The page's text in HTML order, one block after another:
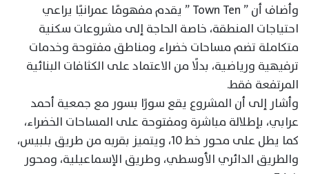
وأضاف أن ” Town Ten ” يقدم مفهومًا عمرانيًا يراعي
احتياجات المنطقة، خاصة الحاجة إلى مشروعات سكنية
متكاملة تضم مساحات خضراء ومناطق مفتوحة وخدمات
ترفيهية ورياضية، بدلًا من الاعتماد على الكثافات البنائية
المرتفعة فقط.
وأشار إلى أن المشروع يقع سورًا بسور مع جمعية أحمد
عرابي، بإطلالة مباشرة ومفتوحة على المساحات الخضراء،
كما يطل على محور خط 10، ويتميز بقربه من طريق بلبيس،
والطريق الدائري الأوسطي، وطريق الإسماعيلية، ومحور